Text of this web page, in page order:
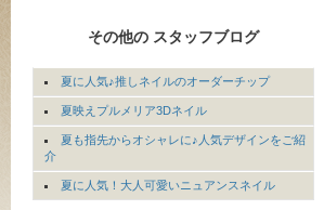
その他の スタッフブログ
夏に人気♪推しネイルのオーダーチップ
夏映えプルメリア3Dネイル
夏も指先からオシャレに♪人気デザインをご紹
介
夏に人気！大人可愛いニュアンスネイル